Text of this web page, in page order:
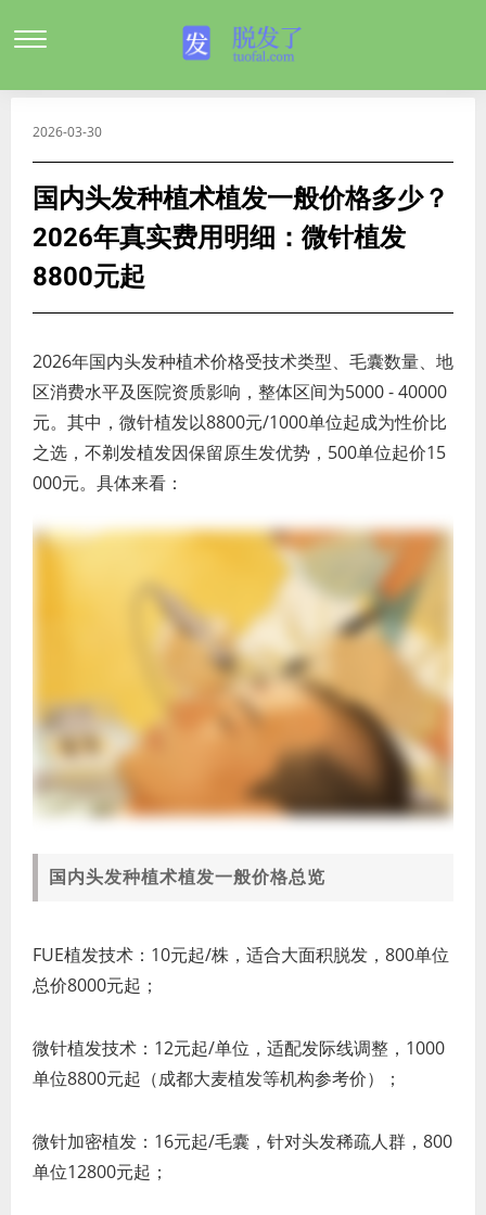
2026-03-30
国内头发种植术植发一般价格多少？
2026年真实费用明细：微针植发
8800元起
2026年国内头发种植术价格受技术类型、毛囊数量、地
区消费水平及医院资质影响，整体区间为5000 - 40000
元。其中，微针植发以8800元/1000单位起成为性价比
之选，不剃发植发因保留原生发优势，500单位起价15
000元。具体来看：
国内头发种植术植发一般价格总览
FUE植发技术：10元起/株，适合大面积脱发，800单位
总价8000元起；
微针植发技术：12元起/单位，适配发际线调整，1000
单位8800元起（成都大麦植发等机构参考价）；
微针加密植发：16元起/毛囊，针对头发稀疏人群，800
单位12800元起；